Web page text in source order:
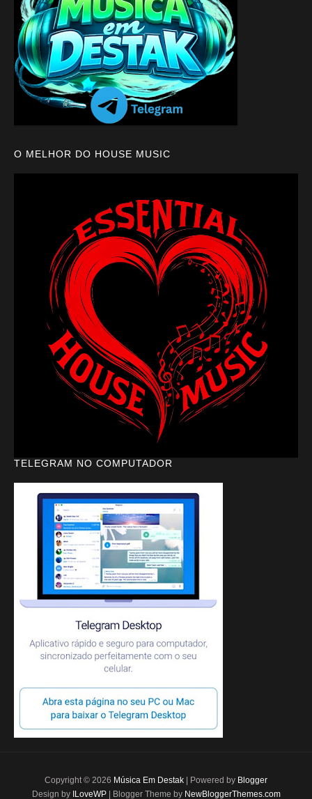
O MELHOR DO HOUSE MUSIC
TELEGRAM NO COMPUTADOR
Copyright © 2026 Música Em Destak | Powered by Blogger
Design by ILoveWP| Blogger Theme by NewBloggerThemes.com